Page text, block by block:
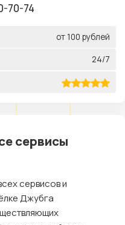
70-74
от 100 рублей
24/7
сервисы
сервисов и
Джубга